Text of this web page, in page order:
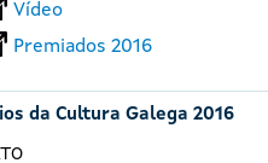
Vídeo
Premiados 2016
da Cultura Galega 2016